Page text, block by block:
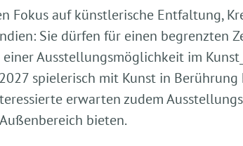
Fokus auf künstlerische Entfaltung,
Sie dürfen für einen begrenzten
Ausstellungsmöglichkeit im
spielerisch mit Kunst in
erwarten zudem
bieten.